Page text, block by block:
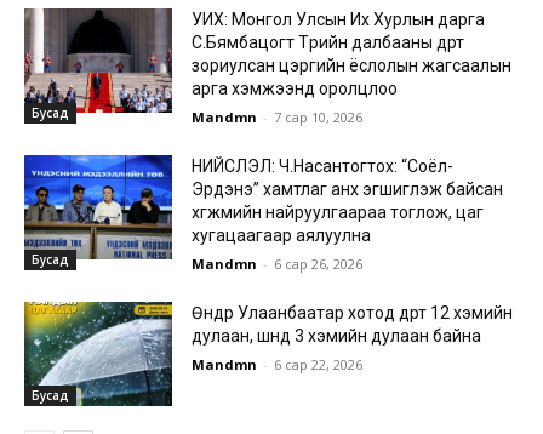
Бусад
УИХ: Монгол Улсын Их Хурлын дарга
С.Бямбацогт Төрийн далбааны өдөрт
зориулсан цэргийн ёслолын жагсаалын
арга хэмжээнд оролцлоо
Mandmn - 7 сар 10, 2026
Бусад
НИЙСЛЭЛ: Ч.Насантогтох: “Соёл-
Эрдэнэ” хамтлаг анх эгшиглэж байсан
хөгжмийн найруулгаараа тоглож, цаг
хугацаагаар аялуулна
Mandmn - 6 сар 26, 2026
Бусад
Өнөөдөр Улаанбаатар хотод өдөртөө 12 хэмийн
дулаан, шөнөдөө 3 хэмийн дулаан байна
Mandmn - 6 сар 22, 2026